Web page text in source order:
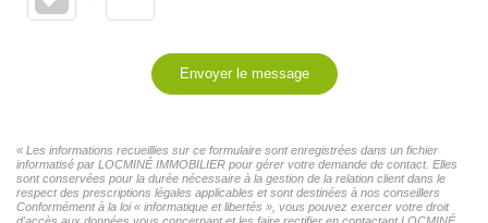
Envoyer le message
« Les informations recueillies sur ce formulaire sont enregistrées dans un fichier
informatisé par LOCMINÉ IMMOBILIER pour gérer votre demande de contact. Elles
sont conservées pour la durée nécessaire à la gestion de la relation client dans le
respect des prescriptions légales applicables et sont destinées à nos conseillers
Conformément à la loi « informatique et libertés », vous pouvez exercer votre droit
d'accès aux données vous concernant et les faire rectifier en contactant LOCMINÉ